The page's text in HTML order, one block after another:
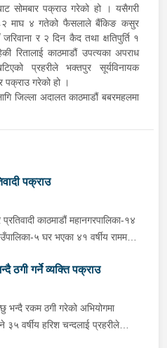
सोमबार पक्राउ गरेको हो । यसैगरी
माघ ४ गतेको फैसलाले बैंकिङ कसुर
र २ दिन कैद तथा क्षतिपुर्ति १
रितालाई काठमाडौं उपत्यका अपराध
प्रहरीले भक्तपुर सूर्यविनायक
पक्राउ गरेको हो ।
जिल्ला अदालत काठमाडौं बबरमहलमा
पक्राउ
काठमाडौं महानगरपालिका-१४
५ घर भएका ४१ वर्षीय राममणी
उक्त मुद्दामा ७३ हजार ३ सय
बापत २ हजार ९ सय ३६ रूपैयाँ
भई फरार रहेका उनलाई काठमाडौं
टेकुबाट खटिएको प्रहरीले काठमाडौं
ठगी गर्ने व्यक्ति पक्राउ
भन्दै रकम ठगी गरेको अभियोगमा
वर्षीय हरिश चन्दलाई प्रहरीले